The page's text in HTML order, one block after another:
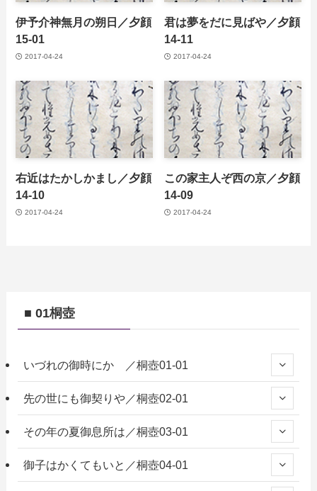
伊予介神無月の朔日／夕顔
15-01
2017-04-24
君は夢をだに見ばや／夕顔
14-11
2017-04-24
右近はたかしかまし／夕顔
14-10
2017-04-24
この家主人ぞ西の京／夕顔
14-09
2017-04-24
■ 01桐壺
いづれの御時にか ／桐壺01-01
先の世にも御契りや／桐壺02-01
その年の夏御息所は／桐壺03-01
御子はかくてもいと／桐壺04-01